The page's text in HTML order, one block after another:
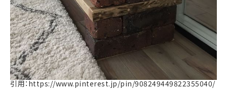
引用：https://www.pinterest.jp/pin/908249449822355040/